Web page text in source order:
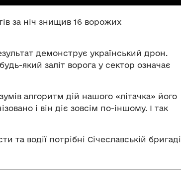
за ніч знищив 16 ворожих
демонструє український дрон.
який заліт ворога у сектор означає
алгоритм дій нашого «літачка» його
і він діє зовсім по-іншому. І так
та водії потрібні Січеславській бригаді